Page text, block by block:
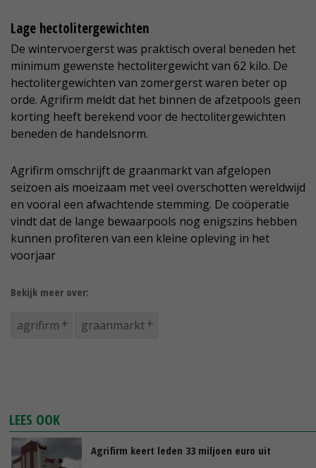
Lage hectolitergewichten
De wintervoergerst was praktisch overal beneden het
minimum gewenste hectolitergewicht van 62 kilo. De
hectolitergewichten van zomergerst waren beter op
orde. Agrifirm meldt dat het binnen de afzetpools geen
korting heeft berekend voor de hectolitergewichten
beneden de handelsnorm.
Agrifirm omschrijft de graanmarkt van afgelopen
seizoen als moeizaam met veel overschotten wereldwijd
en vooral een afwachtende stemming. De coöperatie
vindt dat de lange bewaarpools nog enigszins hebben
kunnen profiteren van een kleine opleving in het
voorjaar
Bekijk meer over:
agrifirm graanmarkt
LEES OOK
Agrifirm keert leden 33 miljoen euro uit